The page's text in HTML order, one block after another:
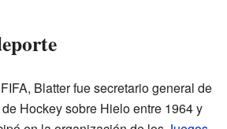
Blatter fue secretario general de
Hockey sobre Hielo entre 1964 y